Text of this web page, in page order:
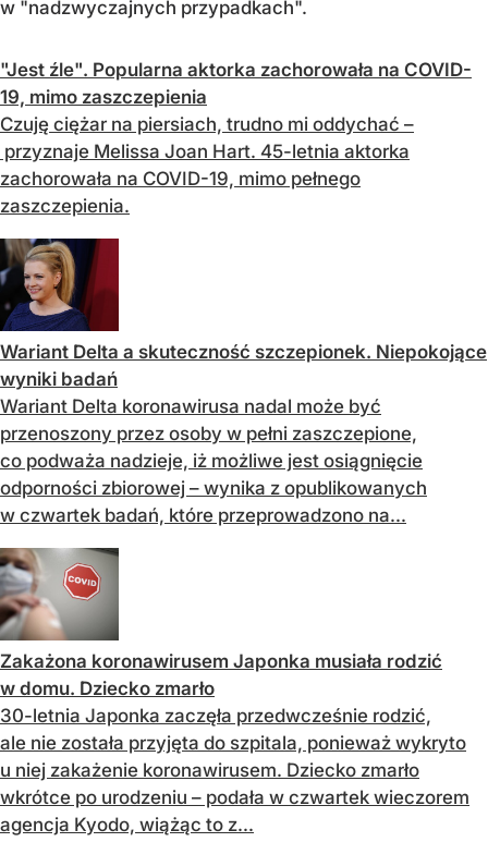
w "nadzwyczajnych przypadkach".
"Jest źle". Popularna aktorka zachorowała na COVID-
19, mimo zaszczepienia
Czuję ciężar na piersiach, trudno mi oddychać –
przyznaje Melissa Joan Hart. 45-letnia aktorka
zachorowała na COVID-19, mimo pełnego
zaszczepienia.
Wariant Delta a skuteczność szczepionek. Niepokojące
wyniki badań
Wariant Delta koronawirusa nadal może być
przenoszony przez osoby w pełni zaszczepione,
co podważa nadzieje, iż możliwe jest osiągnięcie
odporności zbiorowej – wynika z opublikowanych
w czwartek badań, które przeprowadzono na...
Zakażona koronawirusem Japonka musiała rodzić
w domu. Dziecko zmarło
30-letnia Japonka zaczęła przedwcześnie rodzić,
ale nie została przyjęta do szpitala, ponieważ wykryto
u niej zakażenie koronawirusem. Dziecko zmarło
wkrótce po urodzeniu – podała w czwartek wieczorem
agencja Kyodo, wiążąc to z...